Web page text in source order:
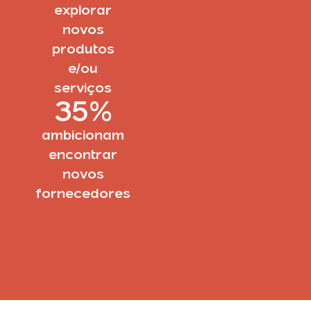
explorar
novos
produtos
e/ou
serviços
ambicionam
encontrar
novos
fornecedores
35%